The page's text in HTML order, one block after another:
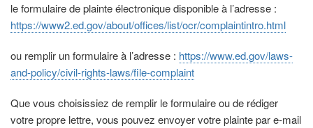
le formulaire de plainte électronique disponible à l’adresse :
https://www2.ed.gov/about/offices/list/ocr/complaintintro.html
ou remplir un formulaire à l’adresse : https://www.ed.gov/laws-
and-policy/civil-rights-laws/file-complaint
Que vous choisissiez de remplir le formulaire ou de rédiger
votre propre lettre, vous pouvez envoyer votre plainte par e-mail